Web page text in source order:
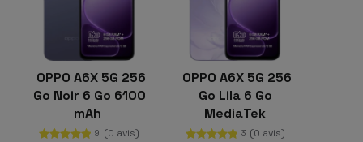
OPPO A6X 5G 256
Go Noir 6 Go 6100
mAh
9 (0 avis)
OPPO A6X 5G 256
Go Lila 6 Go
MediaTek
Dimensity
3 (0 avis)